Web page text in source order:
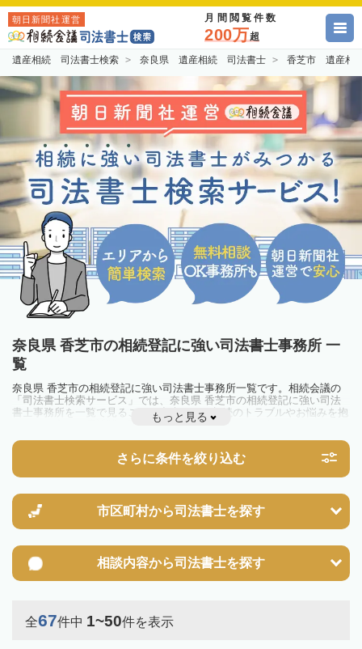
朝日新聞社運営 月間閲覧件数
200万超
遺産相続 司法書士検索 奈良県 遺産相続 司法書士 香芝市 遺産相
奈良県 香芝市の相続登記に強い司法書士事務所 一
覧
奈良県 香芝市の相続登記に強い司法書士事務所一覧です。相続会議の
「司法書士検索サービス」では、奈良県 香芝市の相続登記に強い司法
書士事務所を一覧で見ることが出来ます。相続のトラブルやお悩みを抱
えている方は一度近隣の司法書士に相談してみましょう。
不動産を相続した場合、相続を知った日から3年以内に登記しないと、
10万円以下の過料が科せられるため、速やかな手続きが必要です。義務
化前の相続も対象となるため注意しましょう。
す。その他の相続手続きも任せることが可能です。
また、義務化に伴い、相続人申告登記制度が創設されました。遺産分割
の話し合いがまとまらず登記できない場合は、この制度の活用を検討し
もっと見る
さらに条件を絞り込む
市区町村から司法書士を探す
相談内容から司法書士を探す
全67件中 1~50件を表示